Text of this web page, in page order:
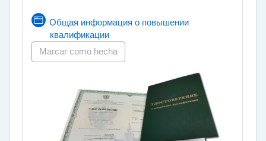
Общая информация о повышении
квалификации
Página
Marcar como hecha